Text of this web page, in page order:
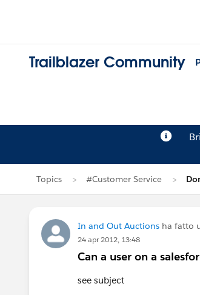
Trailblazer Community
Topics #Customer Service
In and Out Auctions ha fatto
24 apr 2012, 13:48
Can a user on a
see subject